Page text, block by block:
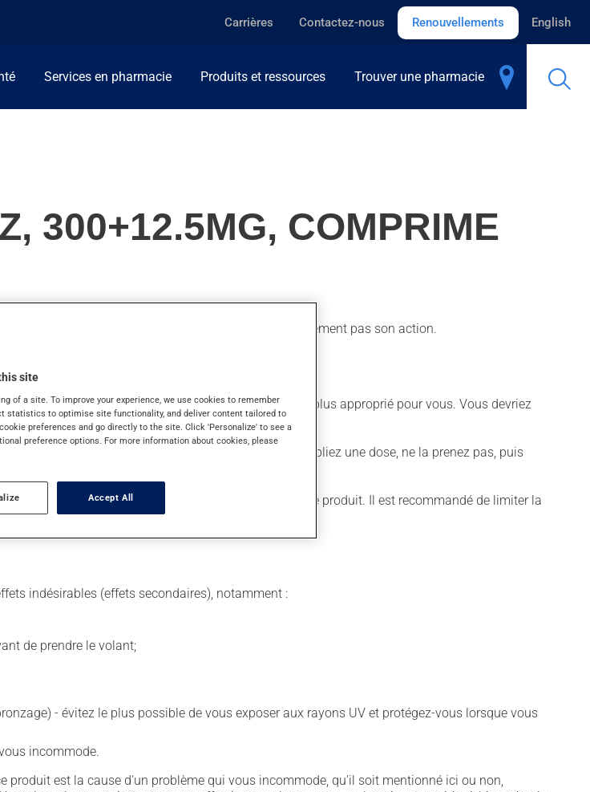
Carrières Contactez-nous Renouvellements English
Services en pharmacie Produits et ressources Trouver une pharmacie
300+12.5MG, COMPRIME
quelques heures, bien que l'on ne ressente normalement pas son action.
vous ait indiqué un horaire différent qui est plus approprié pour vous. Vous devriez
Assurez-vous de ne jamais en manquer. Si vous oubliez une dose, ne la prenez pas, puis
collations. La prise d'alcool peut modifier l'effet de ce produit. Il est recommandé de limiter la
indésirables (effets secondaires), notamment :
de prendre le volant;
- évitez le plus possible de vous exposer aux rayons UV et protégez-vous lorsque vous
incommode.
produit est la cause d'un problème qui vous incommode, qu'il soit mentionné ici ou non,
site
of a site. To improve your experience, we use cookies to remember
statistics to optimise site functionality, and deliver content tailored to
preferences and go directly to the site. Click 'Personalize' to see a
preference options. For more information about cookies, please
Accept All